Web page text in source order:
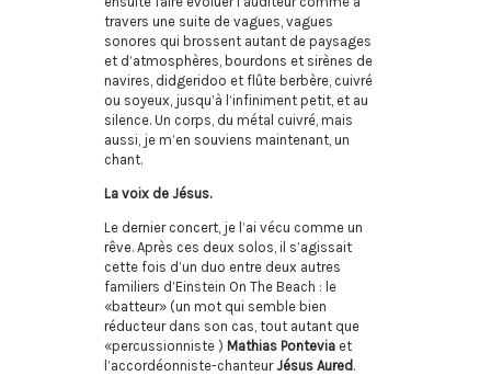
travers une suite de vagues, vagues
sonores qui brossent autant de paysages
et d’atmosphères, bourdons et sirènes de
navires, didgeridoo et flûte berbère, cuivré
ou soyeux, jusqu’à l’infiniment petit, et au
silence. Un corps, du métal cuivré, mais
aussi, je m’en souviens maintenant, un
chant.
La voix de Jésus.
Le dernier concert, je l’ai vécu comme un
rêve. Après ces deux solos, il s’agissait
cette fois d’un duo entre deux autres
familiers d’Einstein On The Beach : le
«batteur» (un mot qui semble bien
réducteur dans son cas, tout autant que
«percussionniste ) Mathias Ponteviaet
l’accordéonniste-chanteurJésus Aured .